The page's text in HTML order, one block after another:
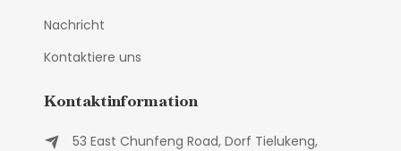
Nachricht
Kontaktiere uns
Kontaktinformation
53 East Chunfeng Road, Dorf Tielukeng,